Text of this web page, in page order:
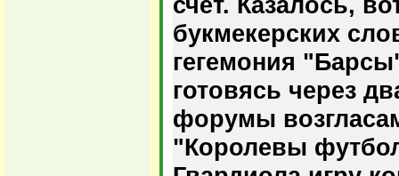
букмекерских
гегемония
готовясь через
форумы
"Королевы